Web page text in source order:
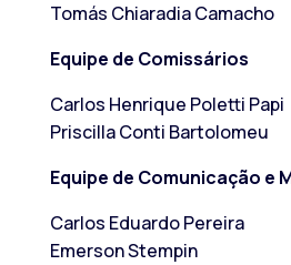
Tomás Chiaradia Camacho
Equipe de Comissários
Carlos Henrique Poletti Papi
Priscilla Conti Bartolomeu
Equipe de Comunicação e
Carlos Eduardo Pereira
Emerson Stempin